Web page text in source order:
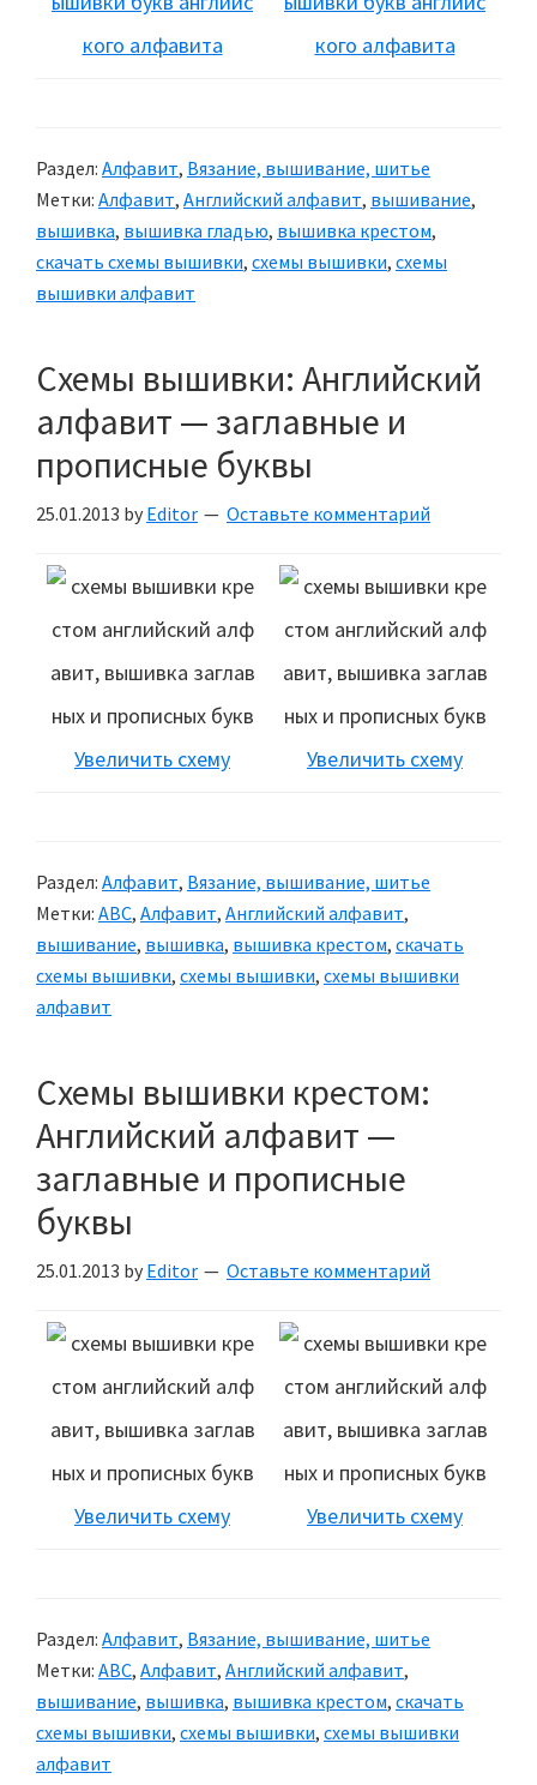
Раздел: Алфавит, Вязание, вышивание, шитье
Метки: Алфавит, Английский алфавит, вышивание,
вышивка, вышивка гладью, вышивка крестом,
скачать схемы вышивки, схемы вышивки, схемы
вышивки алфавит
Схемы вышивки: Английский
алфавит — заглавные и
прописные буквы
25.01.2013 by Editor Оставьте комментарий
Увеличить схему Увеличить схему
Раздел: Алфавит, Вязание, вышивание, шитье
Метки: ABC, Алфавит, Английский алфавит,
вышивание, вышивка, вышивка крестом, скачать
схемы вышивки, схемы вышивки, схемы вышивки
алфавит
Схемы вышивки крестом:
Английский алфавит —
заглавные и прописные
буквы
25.01.2013 by Editor Оставьте комментарий
Увеличить схему Увеличить схему
Раздел: Алфавит, Вязание, вышивание, шитье
Метки: ABC, Алфавит, Английский алфавит,
вышивание, вышивка, вышивка крестом, скачать
схемы вышивки, схемы вышивки, схемы вышивки
алфавит